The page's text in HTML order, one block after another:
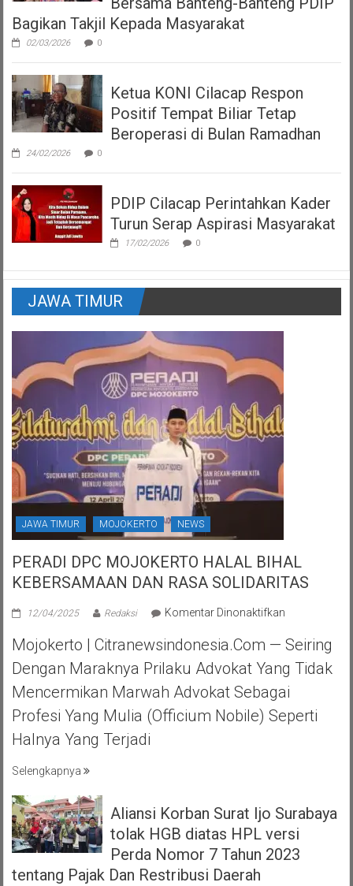
Bagikan Takjil Kepada Masyarakat
02/03/2026 0
Ketua KONI Cilacap Respon
Positif Tempat Biliar Tetap
Beroperasi di Bulan Ramadhan
24/02/2026 0
PDIP Cilacap Perintahkan Kader
Turun Serap Aspirasi Masyarakat
17/02/2026 0
JAWA TIMUR
JAWA TIMUR MOJOKERTO NEWS
PERADI DPC MOJOKERTO HALAL BIHAL
KEBERSAMAAN DAN RASA SOLIDARITAS
12/04/2025 Redaksi Komentar Dinonaktifkan
DPC
MOJOKERTO
HALAL
BIHAL
DAN
Mojokerto | Citranewsindonesia.com — Seiring
Dengan Maraknya Prilaku Advokat Yang Tidak
Mencermikan Marwah Advokat Sebagai
Profesi Yang Mulia (officium Nobile) Seperti
Halnya Yang Terjadi
Selengkapnya
Aliansi Korban Surat Ijo Surabaya
tolak HGB diatas HPL versi
Perda Nomor 7 Tahun 2023
tentang Pajak Dan Restribusi Daerah